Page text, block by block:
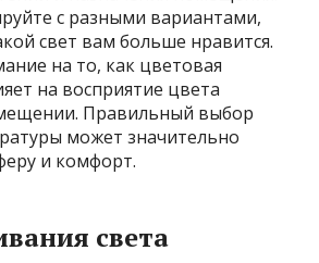
с разными вариантами,
свет вам больше нравится.
на то, как цветовая
на восприятие цвета
Правильный выбор
может значительно
и комфорт.
света